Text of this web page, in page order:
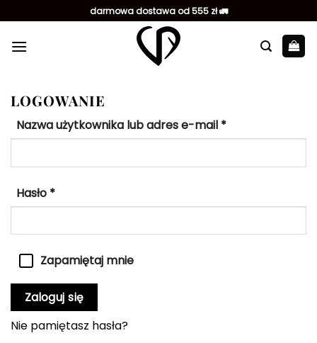
do
zawartości
darmowa dostawa od 555 zł 🚛
LOGOWANIE
Nazwa użytkownika lub adres e-mail *Wymagane
Hasło *Wymagane
Zapamiętaj mnie
Zaloguj się
Nie pamiętasz hasła?